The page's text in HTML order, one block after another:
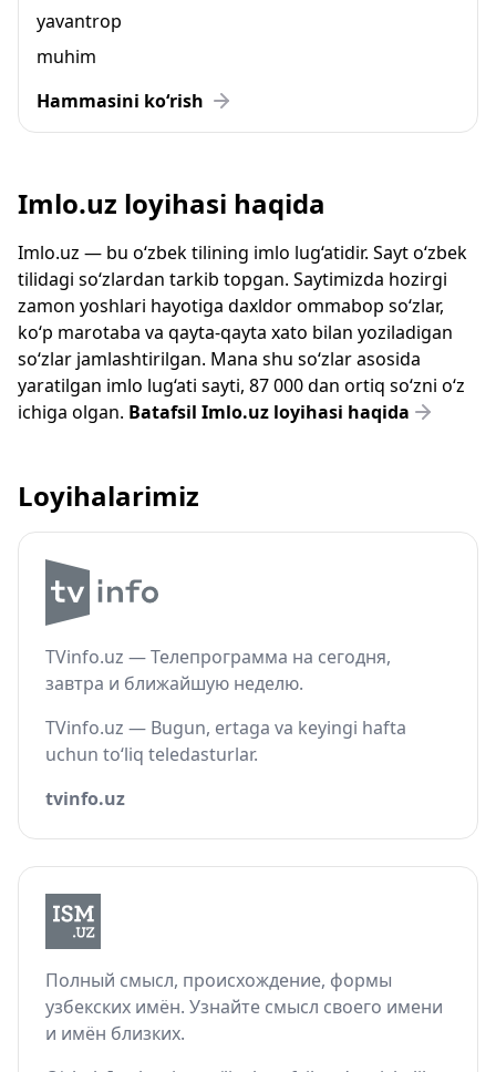
yavantrop
muhim
Hammasini ko‘rish
Imlo.uz loyihasi haqida
Imlo.uz — bu o‘zbek tilining imlo lug‘atidir. Sayt o‘zbek
tilidagi so‘zlardan tarkib topgan. Saytimizda hozirgi
zamon yoshlari hayotiga daxldor ommabop so‘zlar,
ko‘p marotaba va qayta-qayta xato bilan yoziladigan
so‘zlar jamlashtirilgan. Mana shu so‘zlar asosida
yaratilgan imlo lug‘ati sayti, 87 000 dan ortiq so‘zni o‘z
ichiga olgan. Batafsil Imlo.uz loyihasi haqida
Loyihalarimiz
TVinfo.uz — Телепрограмма на сегодня,
завтра и ближайшую неделю.
TVinfo.uz — Bugun, ertaga va keyingi hafta
uchun to‘liq teledasturlar.
tvinfo.uz
Полный смысл, происхождение, формы
узбекских имён. Узнайте смысл своего имени
и имён близких.